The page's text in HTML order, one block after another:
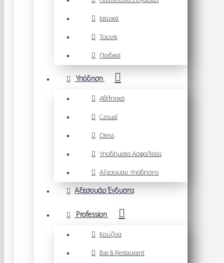
Ιατρικά
Τουνίκ
Παιδικά
Υπόδηση
Αθλητικά
Casual
Dress
Υποδήματα Ασφαλείας
Αξεσουάρ Υπόδησης
Αξεσουάρ Ένδυσης
Profession
Κουζίνα
Bar & Restaurant